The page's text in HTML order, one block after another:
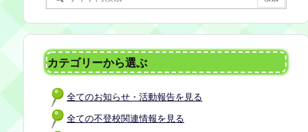
す。 内容：いつもの座談会とは違う場
所でこじんまりとお話をしてお昼の軽食
を食べます。 締め切り：2026年7月24日
https://forms.gle/AG7fezcyC56pCBaLA
カテゴリーから選ぶ
全てのお知らせ・活動報告を見る
全ての不登校関連情報を見る